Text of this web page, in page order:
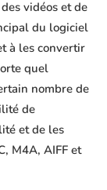
vidéos et de
du logiciel
à les convertir
quel
nombre de
de
et de les
M4A, AIFF et